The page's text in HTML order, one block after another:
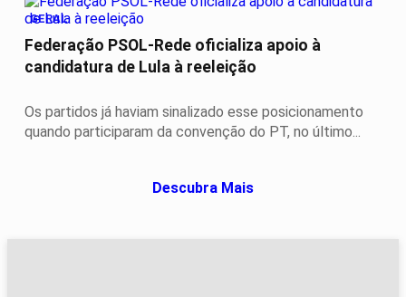
GERAL
Federação PSOL-Rede oficializa apoio à
candidatura de Lula à reeleição
Os partidos já haviam sinalizado esse posicionamento
quando participaram da convenção do PT, no último...
Descubra Mais